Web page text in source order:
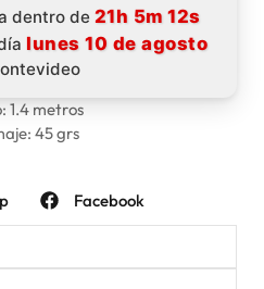
dentro de 21h 5m 12s
lunes 10 de agosto
1.4 metros
45 grs
Facebook